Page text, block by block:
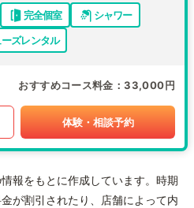
完全個室
シャワー
ーズレンタル
おすすめコース料金 33,000円
体験・相談予約
報をもとに作成しています。時期
が割引されたり、店舗によって内